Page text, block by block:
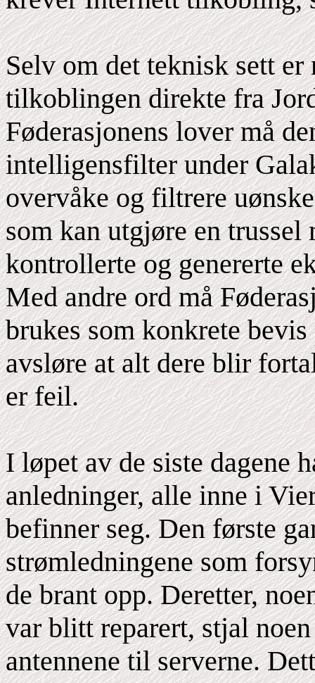
Selv om det teknisk sett
tilkoblingen direkte fra
Føderasjonens lover må
intelligensfilter under
overvåke og filtrere
som kan utgjøre en
kontrollerte og genererte
Med andre ord må
brukes som konkrete
avsløre at alt dere blir
er feil.
I løpet av de siste dagene
anledninger, alle inne i
befinner seg. Den første
strømledningene som
de brant opp. Deretter,
var blitt reparert, stjal
antennene til serverne.